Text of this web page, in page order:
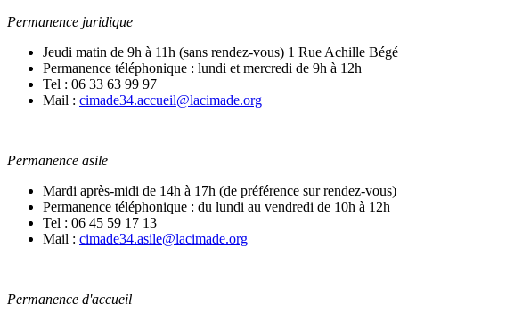
Permanence juridique
Jeudi matin de 9h à 11h (sans rendez-vous) 1 Rue Achille Bégé
Permanence téléphonique : lundi et mercredi de 9h à 12h
Tel : 06 33 63 99 97
Mail : cimade34.accueil@lacimade.org
Permanence asile
Mardi après-midi de 14h à 17h (de préférence sur rendez-vous)
Permanence téléphonique : du lundi au vendredi de 10h à 12h
Tel : 06 45 59 17 13
Mail : cimade34.asile@lacimade.org
Permanence d'accueil